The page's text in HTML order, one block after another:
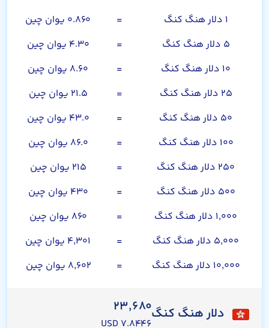
۱ دلار هنگ کنگ =
۰.۸۶۰ یوان چین
۵ دلار هنگ کنگ
=
۴.۳۰ یوان چین
۱۰ دلار هنگ کنگ
=
۸.۶۰ یوان چین
۲۵ دلار هنگ کنگ
=
۲۱.۵ یوان چین
۵۰ دلار هنگ کنگ
=
۴۳.۰ یوان چین
۱۰۰ دلار هنگ کنگ
=
۸۶.۰ یوان چین
۲۵۰ دلار هنگ کنگ
=
۲۱۵ یوان چین
۵۰۰ دلار هنگ کنگ
=
۴۳۰ یوان چین
۱,۰۰۰ دلار هنگ کنگ
=
۸۶۰ یوان چین
۵,۰۰۰ دلار هنگ کنگ
=
۴,۳۰۱ یوان چین
۱۰,۰۰۰ دلار هنگ کنگ
= ۸,۶۰۲ یوان چین
دلار هنگ کنگ۲۳,۶۸۰
۷.۸۴۴۶ USD